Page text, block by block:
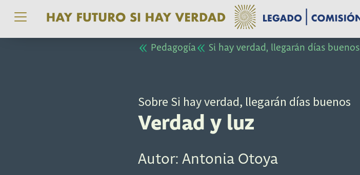
Pedagogía Si hay verdad, llegarán días buenos
Sobre Si hay verdad, llegarán días buenos
Verdad y luz
Autor: Antonia Otoya